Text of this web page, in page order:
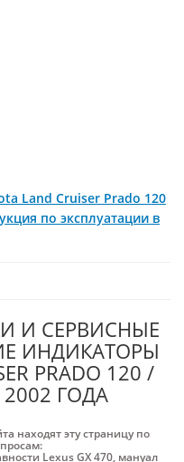
Land Cruiser Prado 120
по эксплуатации в
И СЕРВИСНЫЕ
ИНДИКАТОРЫ
PRADO 120 /
2002 ГОДА
находят эту страницу по
Lexus GX 470, мануал